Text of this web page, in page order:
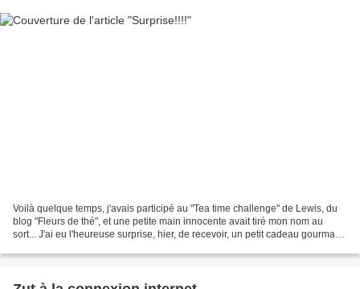
Voilà quelque temps, j'avais participé au "Tea time challenge" de Lewis, du
blog "Fleurs de thé", et une petite main innocente avait tiré mon nom au
sort... J'ai eu l'heureuse surprise, hier, de recevoir, un petit cadeau gourmand